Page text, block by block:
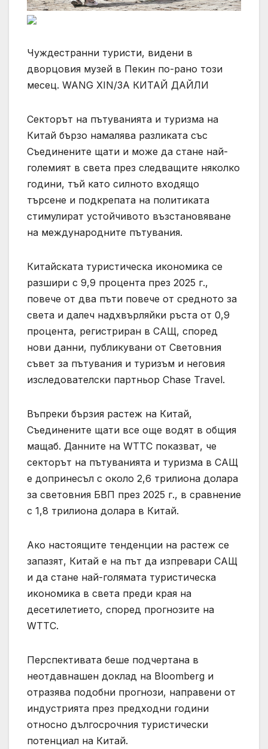
Чуждестранни туристи, видени в
дворцовия музей в Пекин по-рано този
месец. WANG XIN/ЗА КИТАЙ ДАЙЛИ
Секторът на пътуванията и туризма на
Китай бързо намалява разликата със
Съединените щати и може да стане най-
големият в света през следващите няколко
години, тъй като силното входящо
търсене и подкрепата на политиката
стимулират устойчивото възстановяване
на международните пътувания.
Китайската туристическа икономика се
разшири с 9,9 процента през 2025 г.,
повече от два пъти повече от средното за
света и далеч надхвърляйки ръста от 0,9
процента, регистриран в САЩ, според
нови данни, публикувани от Световния
съвет за пътувания и туризъм и неговия
изследователски партньор Chase Travel.
Въпреки бързия растеж на Китай,
Съединените щати все още водят в общия
мащаб. Данните на WTTC показват, че
секторът на пътуванията и туризма в САЩ
е допринесъл с около 2,6 трилиона долара
за световния БВП през 2025 г., в сравнение
с 1,8 трилиона долара в Китай.
Ако настоящите тенденции на растеж се
запазят, Китай е на път да изпревари САЩ
и да стане най-голямата туристическа
икономика в света преди края на
десетилетието, според прогнозите на
WTTC.
Перспективата беше подчертана в
неотдавнашен доклад на Bloomberg и
отразява подобни прогнози, направени от
индустрията през предходни години
относно дългосрочния туристически
потенциал на Китай.